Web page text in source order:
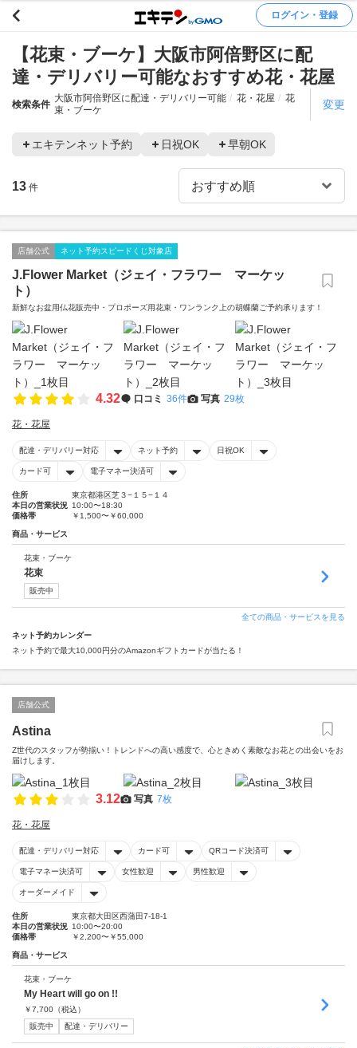
ログイン・登録
【花束・ブーケ】大阪市阿倍野区に配
達・デリバリー可能なおすすめ花・花屋
検索条件
大阪市阿倍野区に配達・デリバリー可能 花・花屋
花
束・ブーケ
変更
エキテンネット予約 日祝OK 早朝OK
13 件
店舗公式 ネット予約スピードくじ対象店
J.Flower Market（ジェイ・フラワー マーケッ
ト）
新鮮なお盆用仏花販売中・プロポーズ用花束・ワンランク上の胡蝶蘭ご予約承ります！
4.32 口コミ 36件 写真 29枚
花・花屋
配達・デリバリー対応 ネット予約 日祝OK
カード可 電子マネー決済可
住所
東京都港区芝３−１５−１４
本日の営業状況 10:00〜18:30
価格帯
￥1,500〜￥60,000
商品・サービス
花束・ブーケ
花束
販売中
全ての商品・サービスを見る
ネット予約カレンダー
ネット予約で最大10,000円分のAmazonギフトカードが当たる！
店舗公式
Astina
Z世代のスタッフが勢揃い！トレンドへの高い感度で、心ときめく素敵なお花との出会いをお
届けします。
3.12 写真 7枚
花・花屋
配達・デリバリー対応 カード可 QRコード決済可
電子マネー決済可 女性歓迎 男性歓迎
オーダーメイド
住所
東京都大田区西蒲田7-18-1
本日の営業状況 10:00〜20:00
価格帯
￥2,200〜￥55,000
商品・サービス
花束・ブーケ
My Heart will go on !!
￥7,700 （税込）
販売中
配達・デリバリー